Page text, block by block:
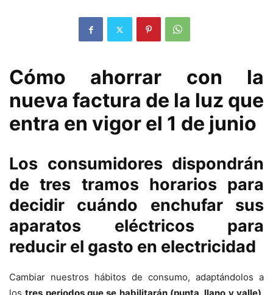
Cómo ahorrar con la
nueva factura de la luz que
entra en vigor el 1 de junio
Los consumidores dispondrán
de tres tramos horarios para
decidir cuándo enchufar sus
aparatos eléctricos para
reducir el gasto en electricidad
Cambiar nuestros hábitos de consumo, adaptándolos a